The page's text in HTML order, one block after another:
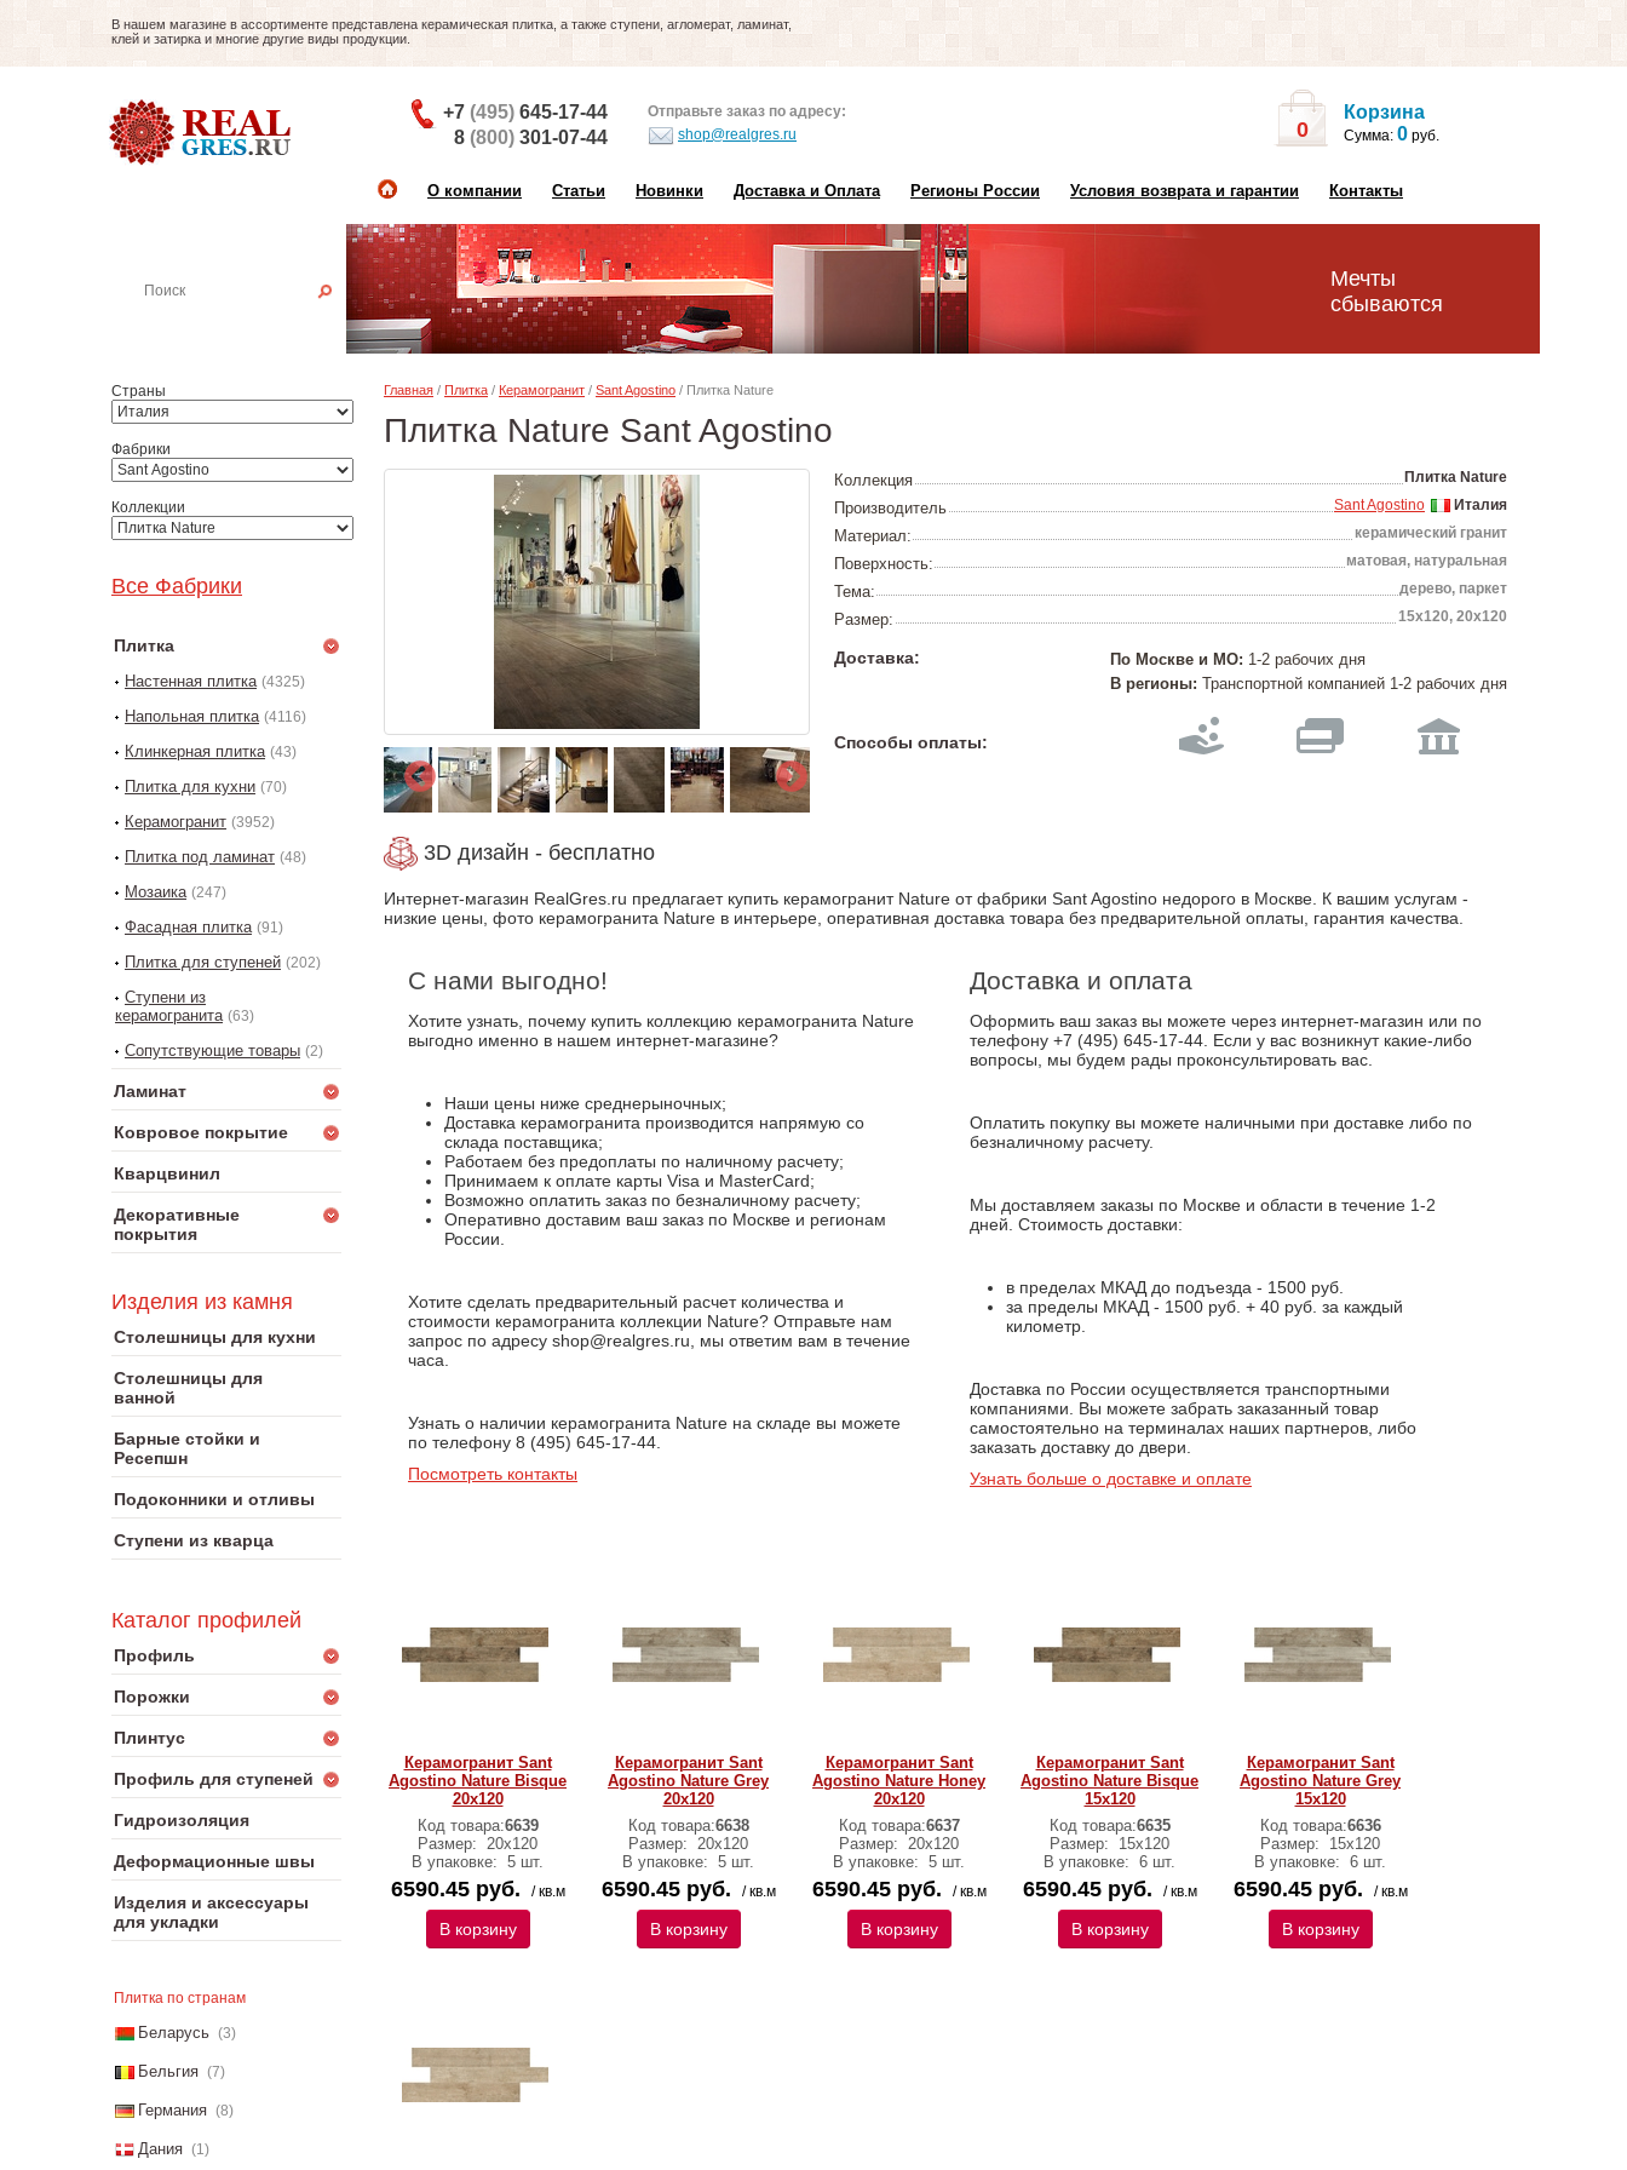
В нашем магазине в ассортименте представлена керамическая плитка, а также ступени, агломерат, ламинат,
клей и затирка и многие другие виды продукции.
+7 (495) 645-17-44
8 (800) 301-07-44
Отправьте заказ по адресу:
shop@realgres.ru
0
Корзина
Сумма: 0 руб.
О компании Статьи Новинки Доставка и Оплата Регионы России Условия возврата и гарантии Контакты
Мечты
сбываются
Страны
Фабрики
Коллекции
Все Фабрики
Плитка
Настенная плитка (4325)
Напольная плитка (4116)
Клинкерная плитка (43)
Плитка для кухни (70)
Керамогранит (3952)
Плитка под ламинат (48)
Мозаика (247)
Фасадная плитка (91)
Плитка для ступеней (202)
Ступени из
керамогранита (63)
Сопутствующие товары (2)
Ламинат
Ковровое покрытие
Кварцвинил
Декоративные
покрытия
Изделия из камня
Столешницы для кухни
Столешницы для
ванной
Барные стойки и
Ресепшн
Подоконники и отливы
Ступени из кварца
Каталог профилей
Профиль
Порожки
Плинтус
Профиль для ступеней
Гидроизоляция
Деформационные швы
Изделия и аксессуары
для укладки
Плитка по странам
Беларусь (3)
Бельгия (7)
Германия (8)
Дания (1)
Главная / Плитка / Керамогранит / Sant Agostino / Плитка Nature
Плитка Nature Sant Agostino
Коллекция Плитка Nature
Производитель Италия
Sant Agostino
Материал: керамический гранит
Поверхность: матовая, натуральная
Тема: дерево, паркет
Размер: 15х120, 20х120
Доставка: По Москве и МО: 1-2 рабочих дня
В регионы: Транспортной компанией 1-2 рабочих дня
Способы оплаты:
3D дизайн - бесплатно
Интернет-магазин RealGres.ru предлагает купить керамогранит Nature от фабрики Sant Agostino недорого в Москве. К вашим услугам -
низкие цены, фото керамогранита Nature в интерьере, оперативная доставка товара без предварительной оплаты, гарантия качества.
С нами выгодно!
Хотите узнать, почему купить коллекцию керамогранита Nature
выгодно именно в нашем интернет-магазине?
Наши цены ниже среднерыночных;
Доставка керамогранита производится напрямую со
склада поставщика;
Работаем без предоплаты по наличному расчету;
Принимаем к оплате карты Visa и MasterCard;
Возможно оплатить заказ по безналичному расчету;
Оперативно доставим ваш заказ по Москве и регионам
России.
Хотите сделать предварительный расчет количества и
стоимости керамогранита коллекции Nature? Отправьте нам
запрос по адресу shop@realgres.ru, мы ответим вам в течение
часа.
Узнать о наличии керамогранита Nature на складе вы можете
по телефону 8 (495) 645-17-44.
Посмотреть контакты
Доставка и оплата
Оформить ваш заказ вы можете через интернет-магазин или по
телефону +7 (495) 645-17-44. Если у вас возникнут какие-либо
вопросы, мы будем рады проконсультировать вас.
Оплатить покупку вы можете наличными при доставке либо по
безналичному расчету.
Мы доставляем заказы по Москве и области в течение 1-2
дней. Стоимость доставки:
в пределах МКАД до подъезда - 1500 руб.
за пределы МКАД - 1500 руб. + 40 руб. за каждый
километр.
Доставка по России осуществляется транспортными
компаниями. Вы можете забрать заказанный товар
самостоятельно на терминалах наших партнеров, либо
заказать доставку до двери.
Узнать больше о доставке и оплате
Керамогранит Sant
Agostino Nature Bisque
20х120
Код товара:6639
Размер: 20х120
В упаковке: 5 шт.
6590.45 руб. / кв.м
В корзину
Керамогранит Sant
Agostino Nature Grey
20х120
Код товара:6638
Размер: 20х120
В упаковке: 5 шт.
6590.45 руб. / кв.м
В корзину
Керамогранит Sant
Agostino Nature Honey
20х120
Код товара:6637
Размер: 20х120
В упаковке: 5 шт.
6590.45 руб. / кв.м
В корзину
Керамогранит Sant
Agostino Nature Bisque
15х120
Код товара:6635
Размер:
15х120
В упаковке: 6 шт.
6590.45 руб. / кв.м
В корзину
Керамогранит Sant
Agostino Nature Grey
15х120
Код товара:6636
Размер:
15х120
В упаковке: 6 шт.
6590.45 руб. / кв.м
В корзину